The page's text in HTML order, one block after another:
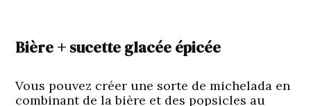
Bière + sucette glacée épicée
Vous pouvez créer une sorte de michelada en
combinant de la bière et des popsicles au